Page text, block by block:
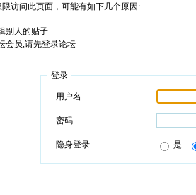
访问此页面，可能有如下几个原因:
别人的贴子
会员,请先登录论坛
登录
用户名
密码
隐身登录 是